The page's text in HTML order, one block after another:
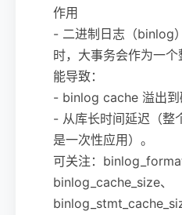
作用
- 二进制日志（binlog
时，大事务会作为一
能导致：
- binlog cache 溢出到
- 从库长时间延迟（整
是一次性应用）。
可关注：binlog_format
binlog_cache_size、